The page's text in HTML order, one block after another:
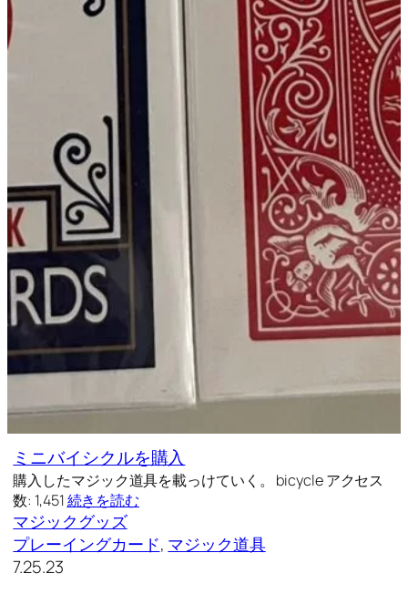
ミニバイシクルを購入
購入したマジック道具を載っけていく。 bicycle アクセス
数: 1,451続きを読む
マジックグッズ
プレーイングカード, マジック道具
7.25.23